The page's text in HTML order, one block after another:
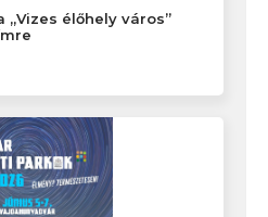
élőhely város”